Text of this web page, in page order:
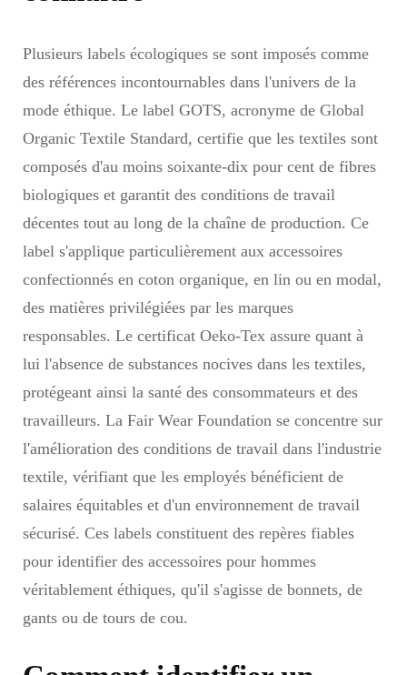
Plusieurs labels écologiques se sont imposés comme
des références incontournables dans l'univers de la
mode éthique. Le label GOTS, acronyme de Global
Organic Textile Standard, certifie que les textiles sont
composés d'au moins soixante-dix pour cent de fibres
biologiques et garantit des conditions de travail
décentes tout au long de la chaîne de production. Ce
label s'applique particulièrement aux accessoires
confectionnés en coton organique, en lin ou en modal,
des matières privilégiées par les marques
responsables. Le certificat Oeko-Tex assure quant à
lui l'absence de substances nocives dans les textiles,
protégeant ainsi la santé des consommateurs et des
travailleurs. La Fair Wear Foundation se concentre sur
l'amélioration des conditions de travail dans l'industrie
textile, vérifiant que les employés bénéficient de
salaires équitables et d'un environnement de travail
sécurisé. Ces labels constituent des repères fiables
pour identifier des accessoires pour hommes
véritablement éthiques, qu'il s'agisse de bonnets, de
gants ou de tours de cou.